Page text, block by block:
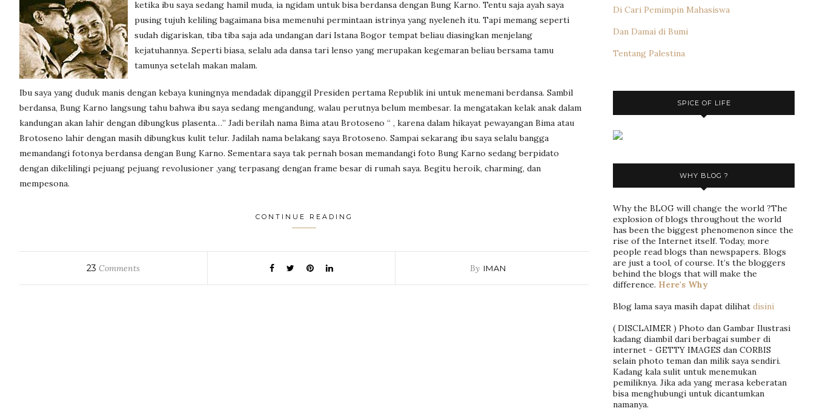
ketika ibu saya sedang hamil muda, ia ngidam untuk bisa berdansa dengan Bung Karno. Tentu saja ayah saya
pusing tujuh keliling bagaimana bisa memenuhi permintaan istrinya yang nyeleneh itu. Tapi memang seperti
sudah digariskan, tiba tiba saja ada undangan dari Istana Bogor tempat beliau diasingkan menjelang
kejatuhannya. Seperti biasa, selalu ada dansa tari lenso yang merupakan kegemaran beliau bersama tamu
tamunya setelah makan malam.
Ibu saya yang duduk manis dengan kebaya kuningnya mendadak dipanggil Presiden pertama Republik ini untuk menemani berdansa. Sambil
berdansa, Bung Karno langsung tahu bahwa ibu saya sedang mengandung, walau perutnya belum membesar. Ia mengatakan kelak anak dalam
kandungan akan lahir dengan dibungkus plasenta…” Jadi berilah nama Bima atau Brotoseno “ , karena dalam hikayat pewayangan Bima atau
Brotoseno lahir dengan masih dibungkus kulit telur. Jadilah nama belakang saya Brotoseno. Sampai sekarang ibu saya selalu bangga
memandangi fotonya berdansa dengan Bung Karno. Sementara saya tak pernah bosan memandangi foto Bung Karno sedang berpidato
dengan dikelilingi pejuang pejuang revolusioner ,yang terpasang dengan frame besar di rumah saya. Begitu heroik, charming, dan
mempesona.
CONTINUE READING
23 Comments By IMAN
Di Cari Pemimpin Mahasiswa
Dan Damai di Bumi
Tentang Palestina
SPICE OF LIFE
WHY BLOG ?
Why the BLOG will change the world ?The
explosion of blogs throughout the world
has been the biggest phenomenon since the
rise of the Internet itself. Today, more
people read blogs than newspapers. Blogs
are just a tool, of course. It’s the bloggers
behind the blogs that will make the
difference. Here's Why
Blog lama saya masih dapat dilihat disini
( DISCLAIMER ) Photo dan Gambar Ilustrasi
kadang diambil dari berbagai sumber di
internet - GETTY IMAGES dan CORBIS
selain photo teman dan milik saya sendiri.
Kadang kala sulit untuk menemukan
pemiliknya. Jika ada yang merasa keberatan
bisa menghubungi untuk dicantumkan
namanya.